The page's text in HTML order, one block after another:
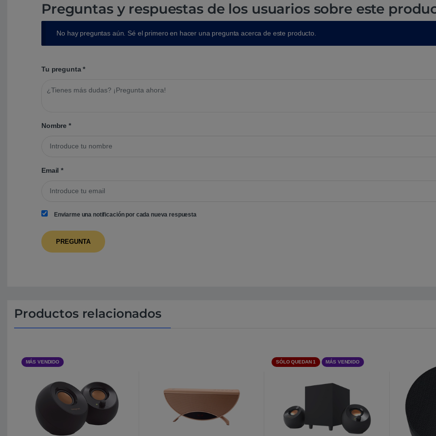
Preguntas y respuestas de los usuarios sobre este
No hay preguntas aún. Sé el primero en hacer una pregunta acerca de este producto.
Tu pregunta*
Nombre*
Email*
Enviarme una notificación por cada nueva respuesta
Productos relacionados
MÁS VENDIDO SÓLO QUEDAN 1 MÁS VENDIDO